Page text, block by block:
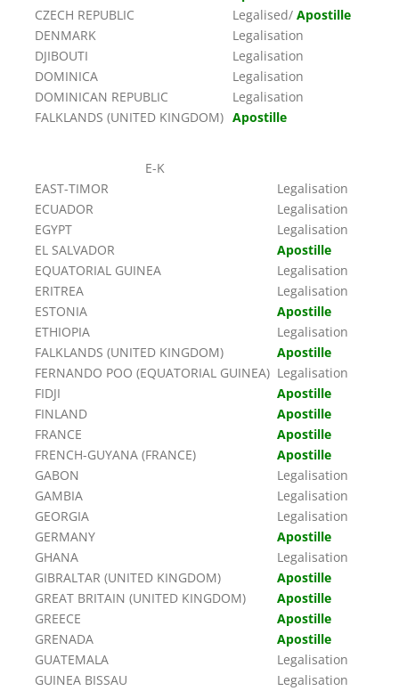
CZECH REPUBLIC
Legalised/ Apostille
DENMARK
Legalisation
DJIBOUTI
Legalisation
DOMINICA
Legalisation
DOMINICAN REPUBLIC
Legalisation
FALKLANDS (UNITED KINGDOM) Apostille
E-K
EAST-TIMOR
Legalisation
ECUADOR
Legalisation
EGYPT
Legalisation
EL SALVADOR
Apostille
EQUATORIAL GUINEA
Legalisation
ERITREA
Legalisation
ESTONIA
Apostille
ETHIOPIA
Legalisation
FALKLANDS (UNITED KINGDOM)
Apostille
FERNANDO POO (EQUATORIAL GUINEA) Legalisation
FIDJI
Apostille
FINLAND
Apostille
FRANCE
Apostille
FRENCH-GUYANA (FRANCE)
Apostille
GABON
Legalisation
GAMBIA
Legalisation
GEORGIA
Legalisation
GERMANY
Apostille
GHANA
Legalisation
GIBRALTAR (UNITED KINGDOM)
Apostille
GREAT BRITAIN (UNITED KINGDOM)
Apostille
GREECE
Apostille
GRENADA
Apostille
GUATEMALA
Legalisation
GUINEA BISSAU
Legalisation